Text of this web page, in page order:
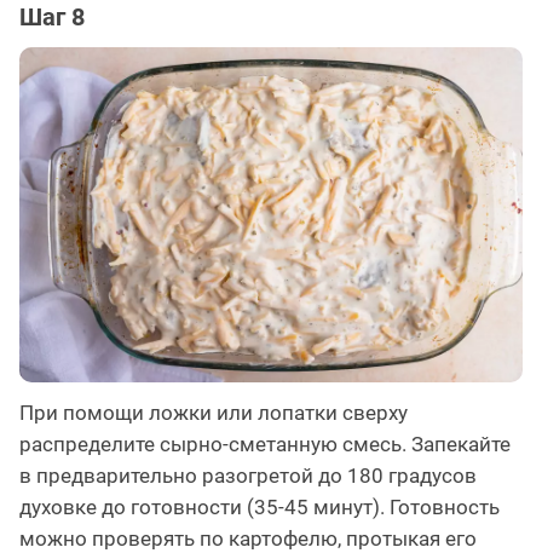
Шаг 8
При помощи ложки или лопатки сверху
распределите сырно-сметанную смесь. Запекайте
в предварительно разогретой до 180 градусов
духовке до готовности (35-45 минут). Готовность
можно проверять по картофелю, протыкая его